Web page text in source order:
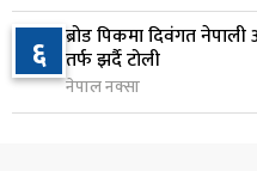
१०
जन्मसिद्ध नागरिकता
कार्यकारी आदेश जारी
१ दिन अघि
६ ब्रोड पिकमा दिवंगत
तर्फ झर्दै टोली
नेपाल नक्सा